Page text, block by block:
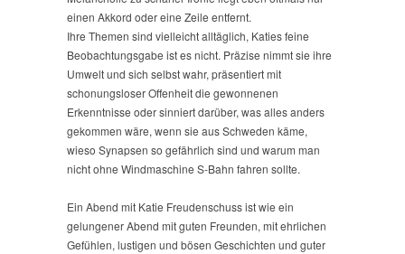
einen Akkord oder eine Zeile entfernt.
Ihre Themen sind vielleicht alltäglich, Katies feine
Beobachtungsgabe ist es nicht. Präzise nimmt sie ihre
Umwelt und sich selbst wahr, präsentiert mit
schonungsloser Offenheit die gewonnenen
Erkenntnisse oder sinniert darüber, was alles anders
gekommen wäre, wenn sie aus Schweden käme,
wieso Synapsen so gefährlich sind und warum man
nicht ohne Windmaschine S-Bahn fahren sollte.
Ein Abend mit Katie Freudenschuss ist wie ein
gelungener Abend mit guten Freunden, mit ehrlichen
Gefühlen, lustigen und bösen Geschichten und guter